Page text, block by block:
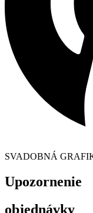
SVADOBNÁ
Upozornenie
objednávky